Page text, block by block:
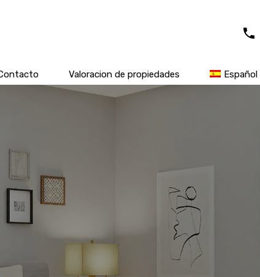
Valoracion de propiedades Español